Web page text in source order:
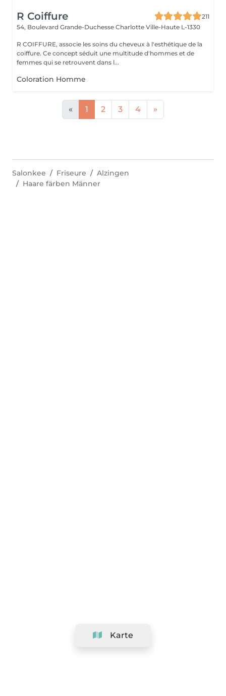
R Coiffure
211
54, Boulevard Grande-Duchesse Charlotte Ville-Haute L-1330
R COIFFURE, associe les soins du cheveux à l'esthétique de la
coiffure. Ce concept séduit une multitude d'hommes et de
femmes qui se retrouvent dans l...
Coloration Homme
« 1 2 3 4 »
Karte
Salonkee Friseure
Alzingen
Haare färben Männer